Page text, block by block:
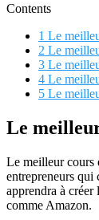
Contents
1 Le
2 Le
3 Le
4 Le
5 Le
Le
Le meilleur cours
entrepreneurs qui
apprendra à
comme Amazon.